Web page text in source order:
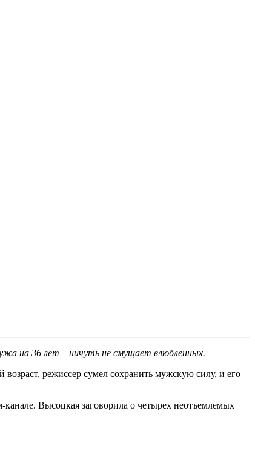
на 36 лет – ничуть не смущает влюбленных.
режиссер сумел сохранить мужскую силу, и его
Высоцкая заговорила о четырех неотъемлемых